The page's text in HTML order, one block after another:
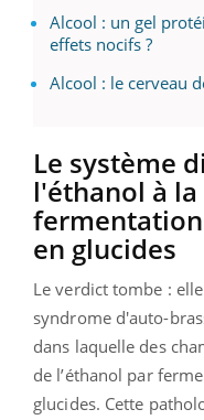
Alcool : un gel
effets nocifs ?
Alcool : le cerveau
Le système
l'éthanol à
fermentation
en glucides
Le verdict tombe :
syndrome d'auto-
dans laquelle des
de l’éthanol par
glucides. Cette